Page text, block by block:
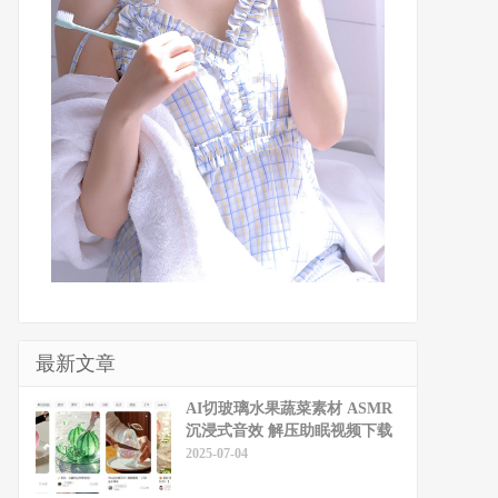
最新文章
​​AI切玻璃水果蔬菜素材 ASMR
沉浸式音效 解压助眠视频下载
2025-07-04